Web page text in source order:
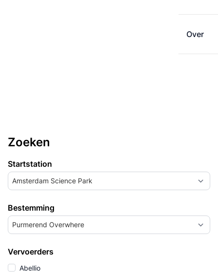
Over
Zoeken
Startstation
Amsterdam Science Park
Bestemming
Purmerend Overwhere
Vervoerders
Abellio